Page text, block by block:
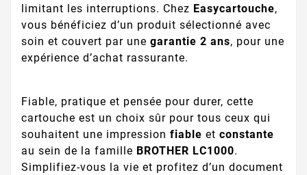
limitant les interruptions. Chez Easycartouche,
vous bénéficiez d’un produit sélectionné avec
soin et couvert par une garantie 2 ans, pour une
expérience d’achat rassurante.
Fiable, pratique et pensée pour durer, cette
cartouche est un choix sûr pour tous ceux qui
souhaitent une impression fiable et constante
au sein de la famille BROTHER LC1000.
Simplifiez-vous la vie et profitez d’un document